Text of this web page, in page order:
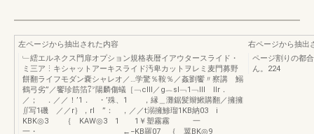
左ページから抽出された内容
﹂繧エルネクス門扉オプション規格表暦イアウタースライド・
ミ三ア⋮キシャットアーキスライド汚卑カットヲレミ麦門募野
餅翻ライフモダン嚢シャレオ／…学驚％鞍％／姦劉饗〃察講 鰯
鶴弓劣”／饗珍筋箔㍗陽麟傷蟻［﹁clll／g︷sl﹁1﹁lll llr．
／； ．／／！’1． ・’殊、1 ，縁＿灘鋸髪辮鰍購翻／擁擁
∬写1磯 ／／r｝，rl ”： ，／／t溺擁鯵瑠1KB納03 i
KBK◎3 ｛ KAW◎3 1 1￥塑霧霧 一
一・ ←−KB羅07 ｛ 翼BK◎9
右ページから抽出
ページ割りの
ん。224